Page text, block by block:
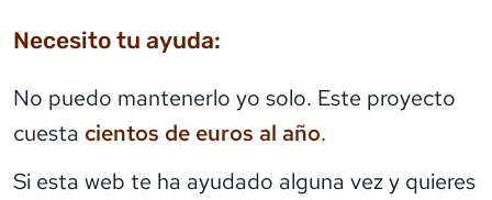
Necesito tu ayuda:
No puedo mantenerlo yo solo. Este proyecto
cuesta cientos de euros al año.
Si esta web te ha ayudado alguna vez y quieres